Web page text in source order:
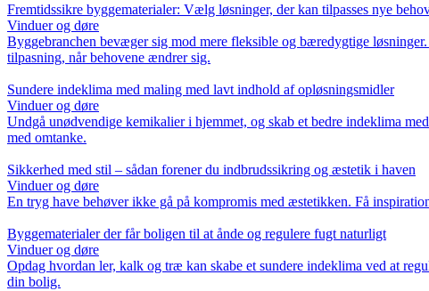
Fremtidssikre byggematerialer: Vælg løsninger, der kan tilpasses nye
Vinduer og døre
Byggebranchen bevæger sig mod mere fleksible og bæredygtige
tilpasning, når behovene ændrer sig.
Sundere indeklima med maling med lavt indhold af opløsningsmidler
Vinduer og døre
Undgå unødvendige kemikalier i hjemmet, og skab et bedre indeklima
med omtanke.
Sikkerhed med stil – sådan forener du indbrudssikring og æstetik i haven
Vinduer og døre
En tryg have behøver ikke gå på kompromis med æstetikken. Få
Byggematerialer der får boligen til at ånde og regulere fugt naturligt
Vinduer og døre
Opdag hvordan ler, kalk og træ kan skabe et sundere indeklima ved at
din bolig.